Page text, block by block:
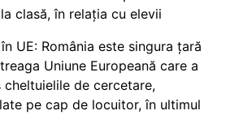
clasă, în relația cu elevii
UE: România este singura țară
Uniune Europeană care a
cheltuielile de cercetare,
pe cap de locuitor, în ultimul